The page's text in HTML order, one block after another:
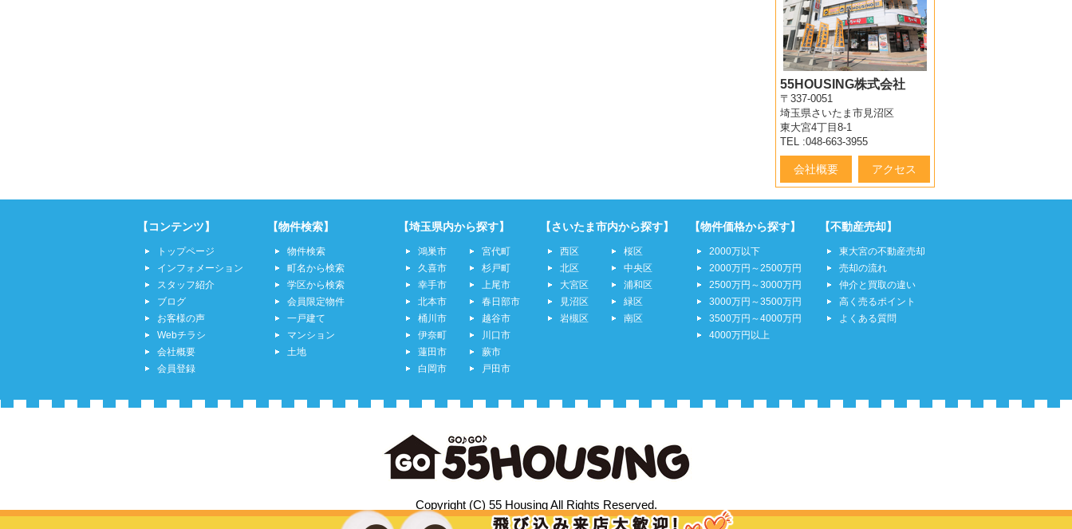
55HOUSING株式会社
〒337-0051
埼玉県さいたま市見沼区
東大宮4丁目8-1
TEL :048-663-3955
会社概要 アクセス
【コンテンツ】
トップページ
インフォメーション
スタッフ紹介
ブログ
お客様の声
Webチラシ
会社概要
会員登録
【物件検索】
物件検索
町名から検索
学区から検索
会員限定物件
一戸建て
マンション
土地
【埼玉県内から探す】
鴻巣市
久喜市
幸手市
北本市
桶川市
伊奈町
蓮田市
白岡市
宮代町
杉戸町
上尾市
春日部市
越谷市
川口市
蕨市
戸田市
【さいたま市内から探す】
西区
北区
大宮区
見沼区
岩槻区
桜区
中央区
浦和区
緑区
南区
【物件価格から探す】
2000万以下
2000万円～2500万円
2500万円～3000万円
3000万円～3500万円
3500万円～4000万円
4000万円以上
【不動産売却】
東大宮の不動産売却
売却の流れ
仲介と買取の違い
高く売るポイント
よくある質問
Copyright (C) 55 Housing All Rights Reserved.